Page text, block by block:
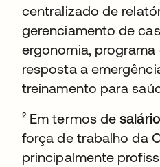
centralizado de
gerenciamento de
ergonomia,
resposta a
treinamento para
² Em termos de
força de trabalho da
principalmente